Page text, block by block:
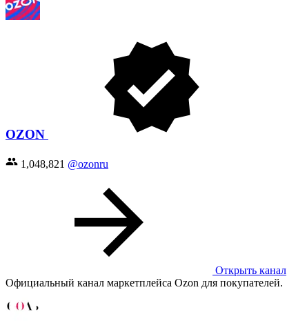
OZON
1,048,821 @ozonru
Открыть канал
Официальный канал маркетплейса Ozon для покупателей.